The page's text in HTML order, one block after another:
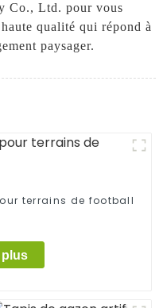
Co., Ltd. pour vous
qualité qui répond à
paysager.
terrains de football
plus